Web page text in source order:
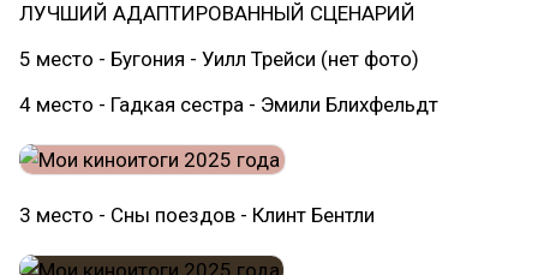
ЛУЧШИЙ АДАПТИРОВАННЫЙ СЦЕНАРИЙ
5 место - Бугония - Уилл Трейси (нет фото)
4 место - Гадкая сестра - Эмили Блихфельдт
3 место - Сны поездов - Клинт Бентли